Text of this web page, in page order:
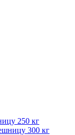
250 кг
300 кг